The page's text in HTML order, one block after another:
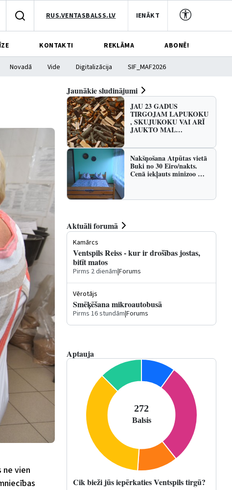
RUS.VENTASBALSS.LV IENĀKT
KONTAKTI REKLĀMA ABONĒ!
Novadā Vide Digitalizācija SIF_MAF2026
ne vien
Jaunākie sludinājumi
JAU 23 GADUS
TIRGOJAM LAPUKOKU
, SKUJUKOKU VAI ARĪ
JAUKTO MAL…
Nakšņošana Atpūtas vietā
Buki no 30 Eiro/nakts.
Cenā iekļauts minizoo …
Aktuāli forumā
Kamārcs
Ventspils Reiss - kur ir drošības jostas,
bitīt matos
Pirms 2 dienām|Forums
Vērotājs
Smēķēšana mikroautobusā
Pirms 16 stundām|Forums
Aptauja
Cik bieži jūs iepērkaties Ventspils tirgū?